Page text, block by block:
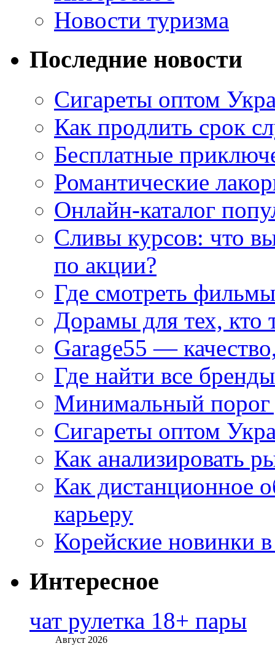
Новости туризма
Последние новости
Сигареты оптом
Как продлить срок
Бесплатные
Романтические
Онлайн-каталог
Сливы курсов: что
по акции?
Где смотреть
Дорамы для тех, кто
Garage55 —
Где найти все
Минимальный порог
Сигареты оптом
Как анализировать
Как дистанционное
карьеру
Корейские новинки
Интересное
чат рулетка 18+ пары
Август 2026